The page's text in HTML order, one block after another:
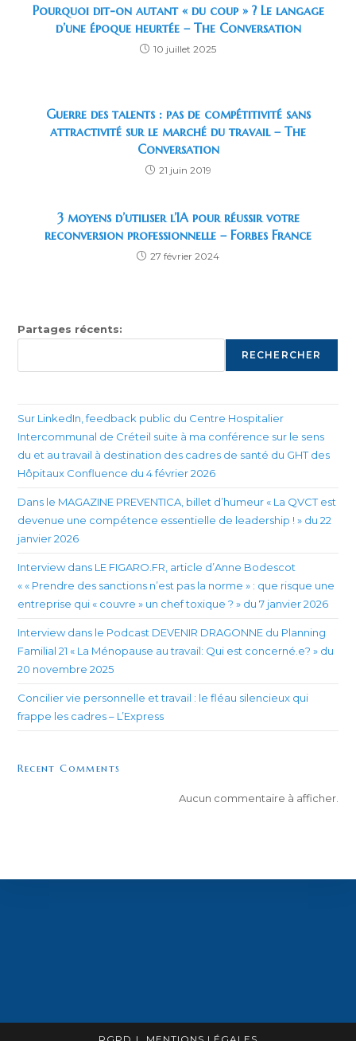
Pourquoi dit-on autant « du coup » ? Le langage
d’une époque heurtée – The Conversation
10 juillet 2025
Guerre des talents : pas de compétitivité sans
attractivité sur le marché du travail – The
Conversation
21 juin 2019
3 moyens d’utiliser l’IA pour réussir votre
reconversion professionnelle – Forbes France
27 février 2024
Partages récents:
RECHERCHER
Sur LinkedIn, feedback public du Centre Hospitalier
Intercommunal de Créteil suite à ma conférence sur le sens
du et au travail à destination des cadres de santé du GHT des
Hôpitaux Confluence du 4 février 2026
Dans le MAGAZINE PREVENTICA, billet d’humeur « La QVCT est
devenue une compétence essentielle de leadership ! » du 22
janvier 2026
Interview dans LE FIGARO.FR, article d’Anne Bodescot
« « Prendre des sanctions n’est pas la norme » : que risque une
entreprise qui « couvre » un chef toxique ? » du 7 janvier 2026
Interview dans le Podcast DEVENIR DRAGONNE du Planning
Familial 21 « La Ménopause au travail: Qui est concerné.e? » du
20 novembre 2025
Concilier vie personnelle et travail : le fléau silencieux qui
frappe les cadres – L’Express
Recent Comments
Aucun commentaire à afficher.